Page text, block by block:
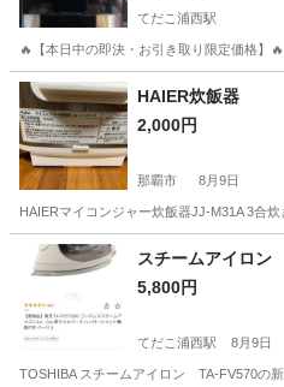
てだこ浦西駅
🔥【本日中の即決・お引き取り限定価格】
沖縄 沖縄市 てだこ浦西駅
HAIER炊飯器
2,000円
那覇市 8月9日
HAIERマイコンジャー炊飯器JJ-M31A 3合
沖縄 那覇市 キッチン家電
スチームアイロン
5,800円
てだこ浦西駅 8月9日
TOSHIBA スチームアイロン TA-FV570の